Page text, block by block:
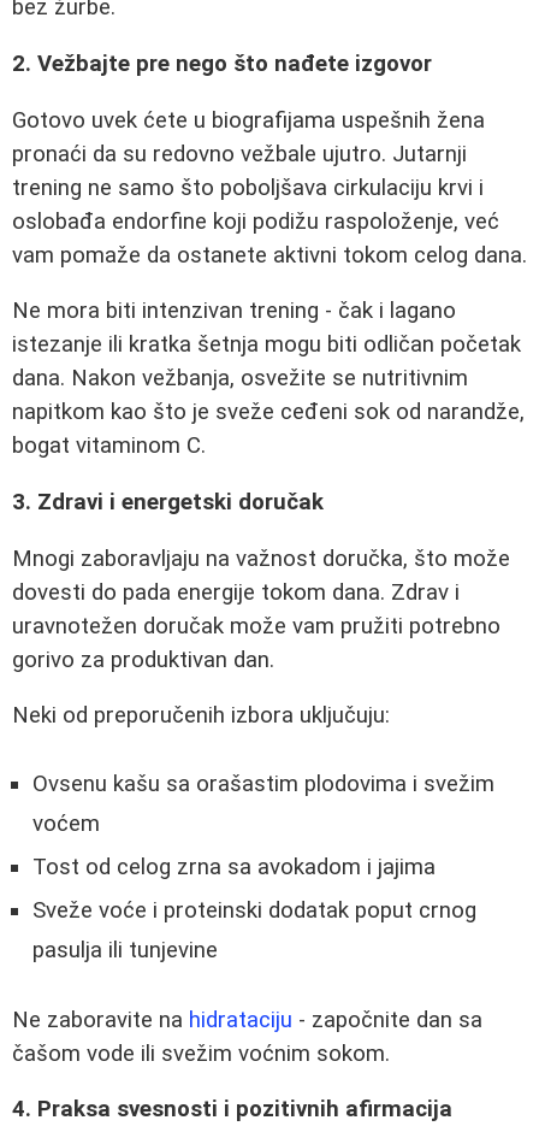
bez žurbe.
2. Vežbajte pre nego što nađete izgovor
Gotovo uvek ćete u biografijama uspešnih žena
pronaći da su redovno vežbale ujutro. Jutarnji
trening ne samo što poboljšava cirkulaciju krvi i
oslobađa endorfine koji podižu raspoloženje, već
vam pomaže da ostanete aktivni tokom celog dana.
Ne mora biti intenzivan trening - čak i lagano
istezanje ili kratka šetnja mogu biti odličan početak
dana. Nakon vežbanja, osvežite se nutritivnim
napitkom kao što je sveže ceđeni sok od narandže,
bogat vitaminom C.
3. Zdravi i energetski doručak
Mnogi zaboravljaju na važnost doručka, što može
dovesti do pada energije tokom dana. Zdrav i
uravnotežen doručak može vam pružiti potrebno
gorivo za produktivan dan.
Neki od preporučenih izbora uključuju:
Ovsenu kašu sa orašastim plodovima i svežim
voćem
Tost od celog zrna sa avokadom i jajima
Sveže voće i proteinski dodatak poput crnog
pasulja ili tunjevine
Ne zaboravite na hidrataciju - započnite dan sa
čašom vode ili svežim voćnim sokom.
4. Praksa svesnosti i pozitivnih afirmacija